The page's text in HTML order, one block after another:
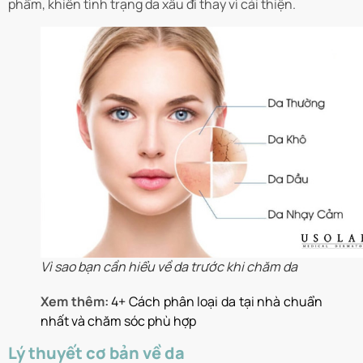
phẩm, khiến tình trạng da xấu đi thay vì cải thiện.
Vì sao bạn cần hiểu về da trước khi chăm da
Xem thêm:4+ Cách phân loại da tại nhà chuẩn
nhất và chăm sóc phù hợp
Lý thuyết cơ bản về da